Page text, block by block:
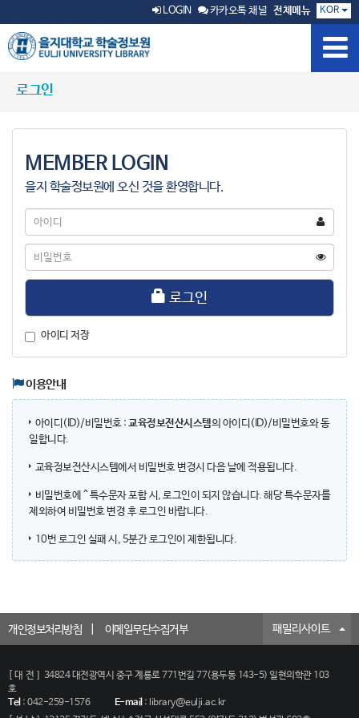
LOGIN 카카오톡 채널 전체메뉴 KOR
로그인
MEMBER LOGIN
을지 학술정보원에 오신 것을 환영합니다.
아
디
비
번
로그인
아이디 저장
이용안내
아이디(ID)/비밀번호 : 교육정보전산시스템의 아이디(ID)/비밀번호와 동
일합니다.
교육정보전산시스템에서 비밀번호 변경시 다음 날에 적용됩니다.
비밀번호에 ^ 특수문자 포함 시, 로그인이 되지 않습니다. 해당 특수문자를
제외하여 비밀번호 변경 후 로그인 바랍니다.
10번 로그인 실패 시, 5분간 로그인이 제한됩니다.
개인정보처리방침 이메일무단수집거부 패밀리사이트
[대전]
34824 대전광역시 중구 계룡로 771번길 77(용두동 143-5) 일현의학관 103
호
Tel: 042-259-1576 E-mail: library@eulji.ac.kr